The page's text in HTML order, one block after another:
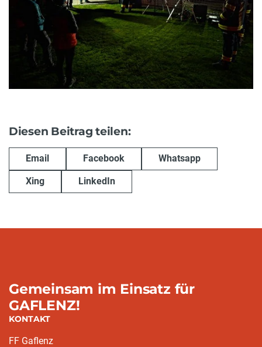
Diesen Beitrag teilen:
Email Facebook Whatsapp
Xing LinkedIn
Gemeinsam im Einsatz für
GAFLENZ!
KONTAKT
FF Gaflenz